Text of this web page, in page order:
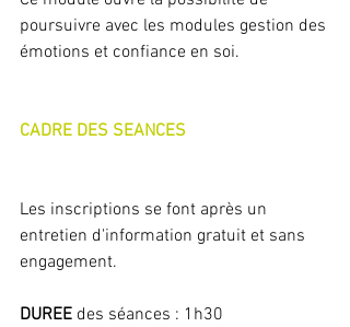
poursuivre avec les modules gestion des
émotions et confiance en soi.
CADRE DES SEANCES
​Les inscriptions se font après un
entretien d'information gratuit et sans
engagement.
DUREE des séances : 1h30